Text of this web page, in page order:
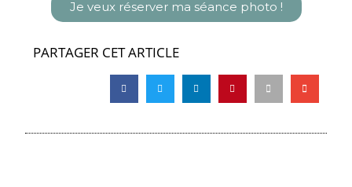
Je veux réserver ma séance photo !
PARTAGER CET ARTICLE